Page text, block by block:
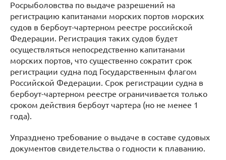
Росрыболовства по выдаче разрешений на
регистрацию капитанами морских портов морских
судов в бербоут-чартерном реестре российской
Федерации. Регистрация таких судов будет
осуществляться непосредственно капитанами
морских портов, что существенно сократит срок
регистрации судна под Государственным флагом
Российской Федерации. Срок регистрации судна в
бербоут-чартерном реестре ограничивается только
сроком действия бербоут чартера (но не менее 1
года).
Упразднено требование о выдаче в составе судовых
документов свидетельства о годности к плаванию.